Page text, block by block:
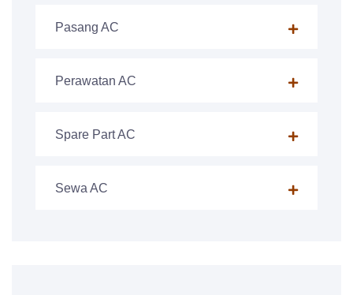
Pasang AC
Perawatan AC
Spare Part AC
Sewa AC